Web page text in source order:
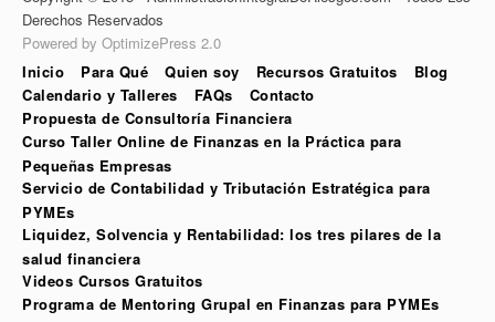
Derechos Reservados
Powered by OptimizePress 2.0
Inicio
Para Qué Quien soy Recursos Gratuitos
Blog
Calendario y Talleres
FAQs
Contacto
Propuesta de Consultoría Financiera
Curso Taller Online de Finanzas en la Práctica para
Pequeñas Empresas
Servicio de Contabilidad y Tributación Estratégica para
PYMEs
Liquidez, Solvencia y Rentabilidad: los tres pilares de la
salud financiera
Videos Cursos Gratuitos
Programa de Mentoring Grupal en Finanzas para PYMEs